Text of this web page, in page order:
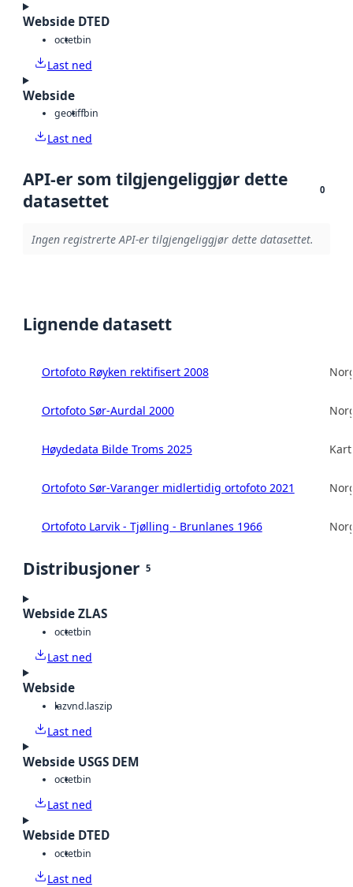
Webside DTED
octetbin
Last ned
Webside
geotiffbin
Last ned
API-er som tilgjengeliggjør dette
datasettet
0
Ingen registrerte API-er tilgjengeliggjør dette datasettet.
Lignende datasett
Ortofoto Røyken rektifisert 2008
Ortofoto Sør-Aurdal 2000
Høydedata Bilde Troms 2025
Ortofoto Sør-Varanger midlertidig ortofoto 2021
Ortofoto Larvik - Tjølling - Brunlanes 1966
Distribusjoner 5
Webside ZLAS
octetbin
Last ned
Webside
lazvnd.laszip
Last ned
Webside USGS DEM
octetbin
Last ned
Webside DTED
octetbin
Last ned